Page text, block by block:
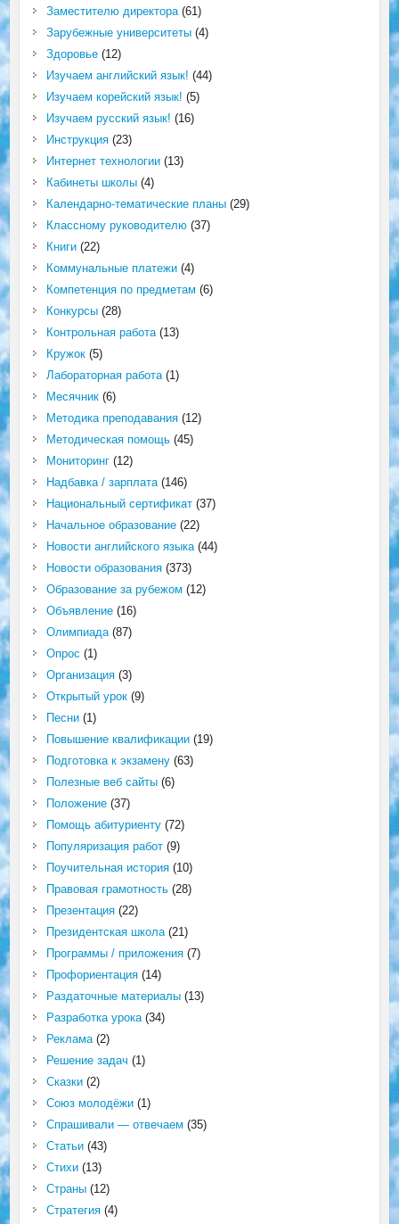
Заместителю директора(61)
Зарубежные университеты(4)
Здоровье(12)
Изучаем английский язык! (44)
Изучаем корейский язык! (5)
Изучаем русский язык! (16)
Инструкция(23)
Интернет технологии(13)
Кабинеты школы(4)
Календарно-тематические планы(29)
Классному руководителю(37)
Книги(22)
Коммунальные платежи(4)
Компетенция по предметам (6)
Конкурсы(28)
Контрольная работа(13)
Кружок(5)
Лабораторная работа(1)
Месячник(6)
Методика преподавания(12)
Методическая помощь(45)
Мониторинг(12)
Надбавка / зарплата(146)
Национальный сертификат(37)
Начальное образование(22)
Новости английского языка(44)
Новости образования(373)
Образование за рубежом (12)
Объявление(16)
Олимпиада(87)
Опрос (1)
Организация(3)
Открытый урок(9)
Песни(1)
Повышение квалификации(19)
Подготовка к экзамену(63)
Полезные веб сайты(6)
Положение(37)
Помощь абитуриенту(72)
Популяризация работ(9)
Поучительная история(10)
Правовая грамотность(28)
Презентация(22)
Президентская школа(21)
Программы / приложения(7)
Профориентация(14)
Раздаточные материалы(13)
Разработка урока(34)
Реклама(2)
Решение задач (1)
Сказки(2)
Союз молодёжи(1)
Спрашивали — отвечаем (35)
Статьи(43)
Стихи(13)
Страны(12)
Стратегия(4)